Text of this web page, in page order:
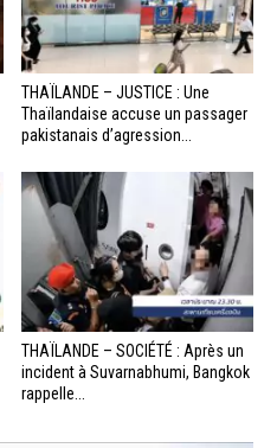
THAÏLANDE – JUSTICE : Une
Thaïlandaise accuse un passager
pakistanais d’agression...
THAÏLANDE – SOCIÉTÉ : Après un
incident à Suvarnabhumi, Bangkok
rappelle...